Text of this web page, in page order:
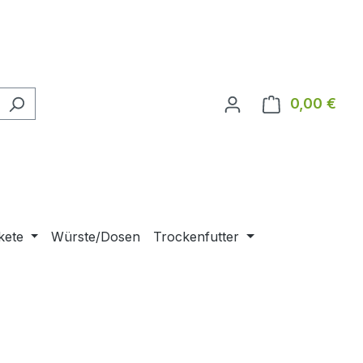
0,00 €
Würste/Dosen Trockenfutter